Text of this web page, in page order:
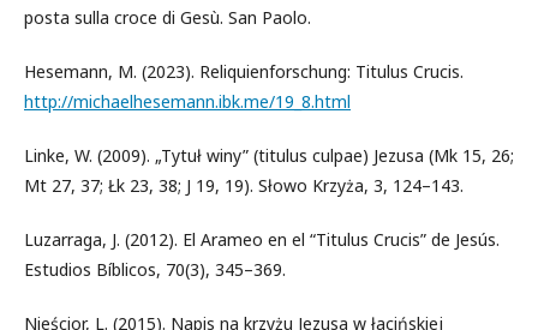
posta sulla croce di Gesù. San Paolo.
Hesemann, M. (2023). Reliquienforschung: Titulus Crucis.
http://michaelhesemann.ibk.me/19_8.html
Linke, W. (2009). „Tytuł winy” (titulus culpae) Jezusa (Mk 15, 26;
Mt 27, 37; Łk 23, 38; J 19, 19). Słowo Krzyża, 3, 124–143.
Luzarraga, J. (2012). El Arameo en el “Titulus Crucis” de Jesús.
Estudios Bíblicos, 70(3), 345–369.
Nieścior, L. (2015). Napis na krzyżu Jezusa w łacińskiej